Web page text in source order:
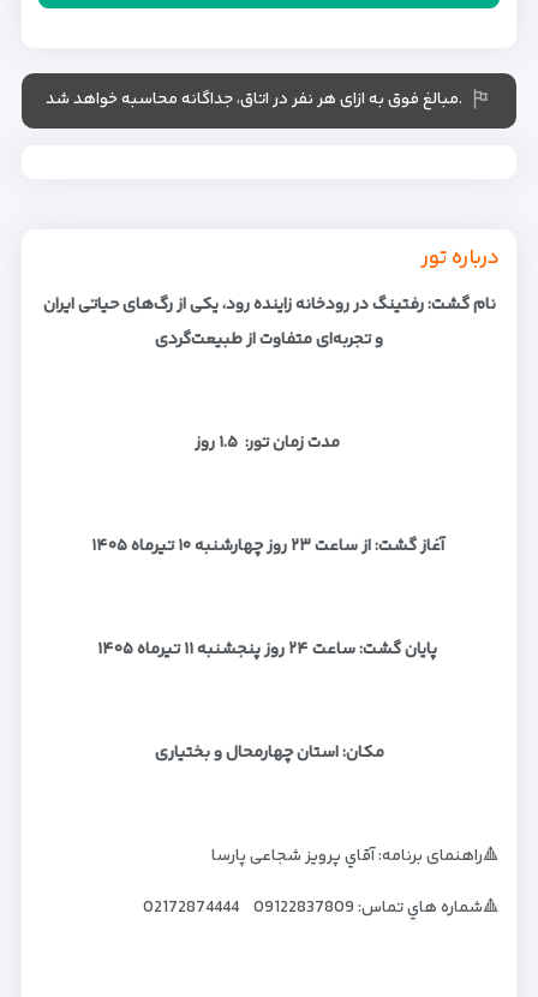
.مبالغ فوق به ازای هر نفر در اتاق، جداگانه محاسبه خواهد شد
درباره تور
نام گشت: رفتینگ در رودخانه زاینده رود، یکی از رگ‌های حیاتی ایران
و تجربه‌ای متفاوت از طبیعت‌گردی
مدت زمان تور: ۱.۵ روز
آغاز گشت: از ساعت ۲۳ روز چهارشنبه ۱۰ تیرماه ۱۴۰۵
پایان گشت: ساعت ۲۴ روز پنجشنبه ۱۱ تیرماه ۱۴۰۵
مکان: استان چهارمحال و بختیاری
🔺راهنمای برنامه: آقاي پرویز شجاعی پارسا
🔺شماره هاي تماس: 09122837809 02172874444